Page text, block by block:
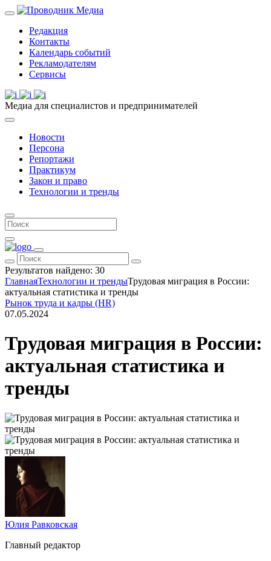
Редакция
Контакты
Календарь событий
Рекламодателям
Сервисы
Медиа для специалистов и предпринимателей
Новости
Персона
Репортажи
Практикум
Закон и право
Технологии и тренды
Результатов найдено: 30
ГлавнаяТехнологии и трендыТрудовая миграция в России:
актуальная статистика и тренды
Рынок труда и кадры (HR)
07.05.2024
Трудовая миграция в России:
актуальная статистика и
тренды
Юлия Равковская
Главный редактор